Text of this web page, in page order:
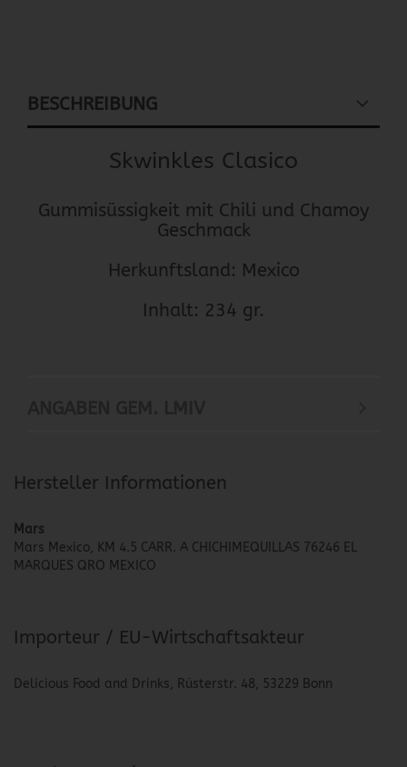
BESCHREIBUNG
Skwinkles Clasico
Gummisüssigkeit mit Chili und Chamoy
Geschmack
Herkunftsland: Mexico
Inhalt: 234 gr.
Hersteller Informationen
Mars
Mars Mexico, KM 4.5 CARR. A CHICHIMEQUILLAS 76246 EL
MARQUES QRO MEXICO
Importeur / EU-Wirtschaftsakteur
Delicious Food and Drinks, Rüsterstr. 48, 53229 Bonn